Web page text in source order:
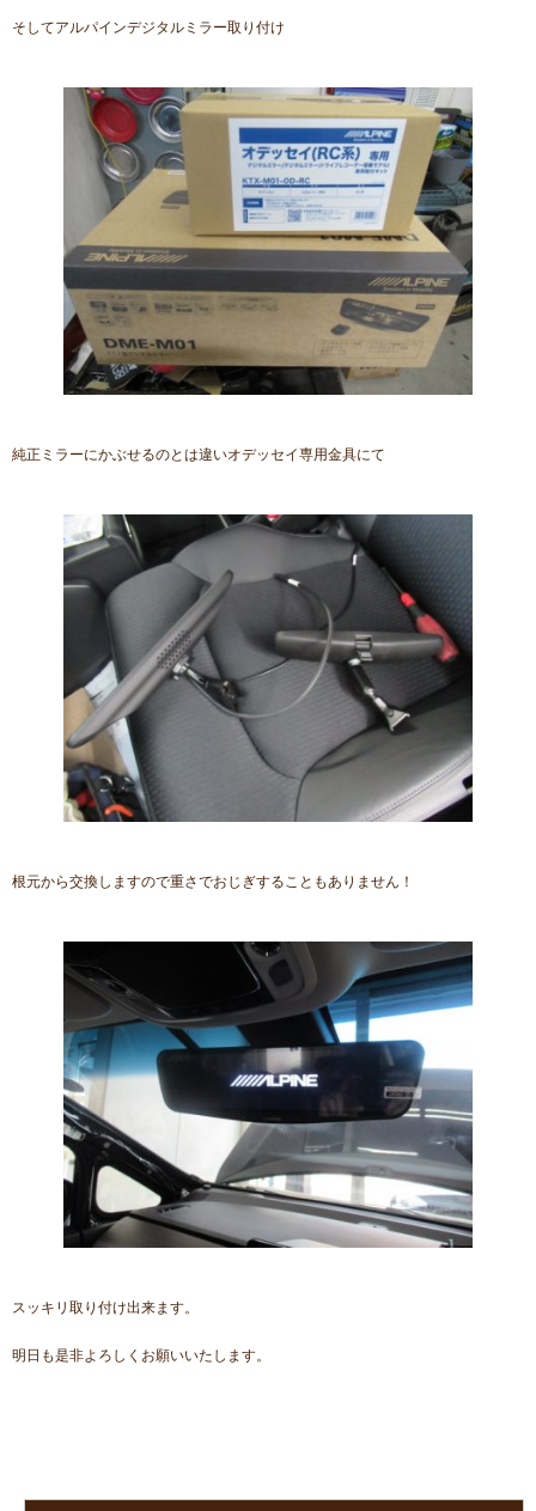
そしてアルパインデジタルミラー取り付け
純正ミラーにかぶせるのとは違いオデッセイ専用金具にて
根元から交換しますので重さでおじぎすることもありません！
スッキリ取り付け出来ます。
明日も是非よろしくお願いいたします。